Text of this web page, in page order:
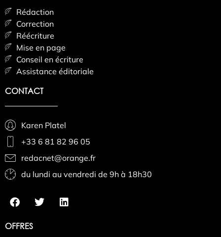
Rédaction
Correction
Réécriture
Mise en page
Conseil en écriture
Assistance éditoriale
CONTACT
Karen Platel
+33 6 81 82 96 05
redacnet@orange.fr
du lundi au vendredi de 9h à 18h30
OFFRES